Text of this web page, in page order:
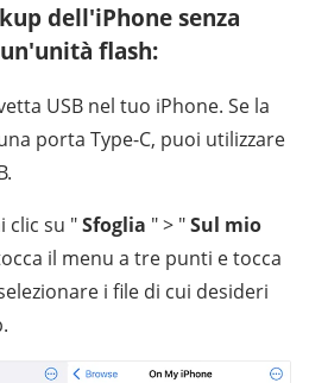
dell'iPhone senza
flash:
USB nel tuo iPhone. Se la
porta Type-C, puoi utilizzare
clic su "Sfoglia " > "Sul mio
il menu a tre punti e tocca
i file di cui desideri